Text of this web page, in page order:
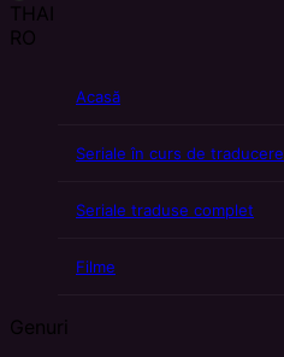
THAI
RO
Acasă
Seriale în curs de traducere
Seriale traduse complet
Filme
Genuri